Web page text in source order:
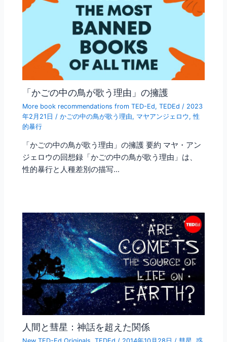
「かごの中の鳥が歌う理由」の擁護
More book recommendations from TED-Ed,TEDEd / 2023
年2月21日 /かごの中の鳥が歌う理由, マヤアンジェロウ ,性
的暴行
「かごの中の鳥が歌う理由」の擁護 要約 マヤ・アン
ジェロウの回想録「かごの中の鳥が歌う理由」は、
性的暴行と人種差別の描写…
人間と彗星：神話を超えた関係